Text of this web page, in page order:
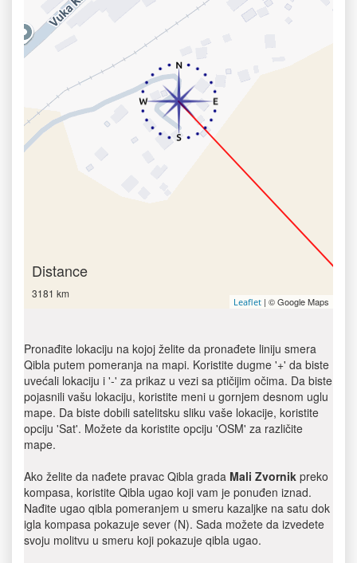
Distance
3181 km
Leaflet | © Google Maps
Pronađite lokaciju na kojoj želite da pronađete liniju smera
Qibla putem pomeranja na mapi. Koristite dugme '+' da biste
uvećali lokaciju i '-' za prikaz u vezi sa ptičijim očima. Da biste
pojasnili vašu lokaciju, koristite meni u gornjem desnom uglu
mape. Da biste dobili satelitsku sliku vaše lokacije, koristite
opciju 'Sat'. Možete da koristite opciju 'OSM' za različite
mape.
Ako želite da nađete pravac Qibla grada Mali Zvornik preko
kompasa, koristite Qibla ugao koji vam je ponuđen iznad.
Nađite ugao qibla pomeranjem u smeru kazaljke na satu dok
igla kompasa pokazuje sever (N). Sada možete da izvedete
svoju molitvu u smeru koji pokazuje qibla ugao.